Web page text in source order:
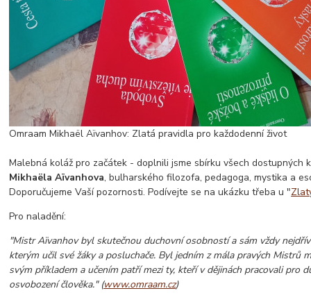
Omraam Mikhaël Aïvanhov: Zlatá pravidla pro každodenní život
Malebná koláž pro začátek - doplnili jsme sbírku všech dostupných
Mikhaëla Aïvanhova, bulharského filozofa, pedagoga, mystika a
Doporučujeme Vaší pozornosti. Podívejte se na ukázku třeba u "
Pro naladění:
"Mistr Aïvanhov byl skutečnou duchovní osobností a sám vždy
kterým učil své žáky a posluchače. Byl jedním z mála pravých Mistrů
svým příkladem a učením patří mezi ty, kteří v dějinách pracovali pro
osvobození člověka." (www.omraam.cz)